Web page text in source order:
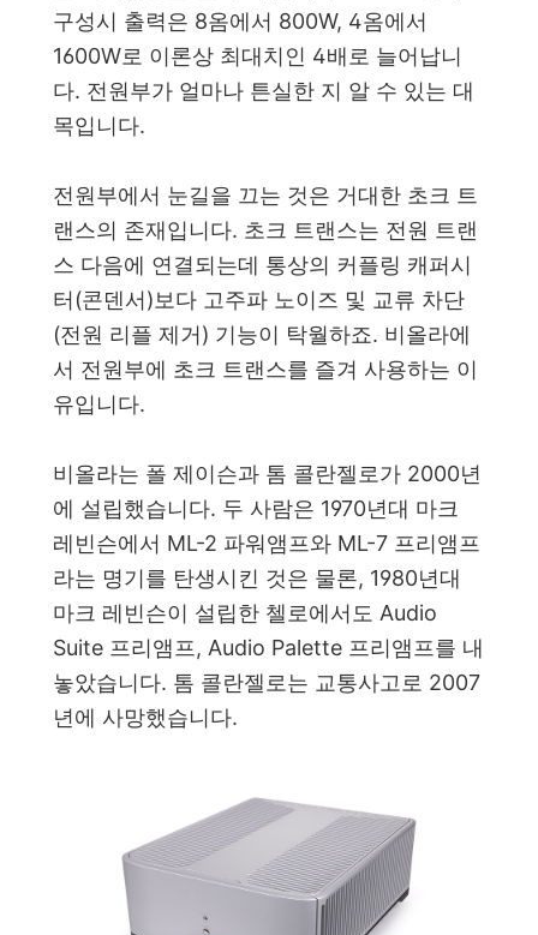
구성시 출력은 8옴에서 800W, 4옴에서
1600W로 이론상 최대치인 4배로 늘어납니
다. 전원부가 얼마나 튼실한 지 알 수 있는 대
목입니다.
전원부에서 눈길을 끄는 것은 거대한 초크 트
랜스의 존재입니다. 초크 트랜스는 전원 트랜
스 다음에 연결되는데 통상의 커플링 캐퍼시
터(콘덴서)보다 고주파 노이즈 및 교류 차단
(전원 리플 제거) 기능이 탁월하죠. 비올라에
서 전원부에 초크 트랜스를 즐겨 사용하는 이
유입니다.
비올라는 폴 제이슨과 톰 콜란젤로가 2000년
에 설립했습니다. 두 사람은 1970년대 마크
레빈슨에서 ML-2 파워앰프와 ML-7 프리앰프
라는 명기를 탄생시킨 것은 물론, 1980년대
마크 레빈슨이 설립한 첼로에서도 Audio
Suite 프리앰프, Audio Palette 프리앰프를 내
놓았습니다. 톰 콜란젤로는 교통사고로 2007
년에 사망했습니다.